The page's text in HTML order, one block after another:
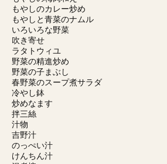
もやしのカレー炒め
もやしと青菜のナムル
いろいろな野菜
吹き寄せ
ラタトウィユ
野菜の精進炒め
野菜の子まぶし
春野菜のスープ煮サラダ
冷やし鉢
炒めなます
拌三絲
汁物
吉野汁
のっぺい汁
けんちん汁